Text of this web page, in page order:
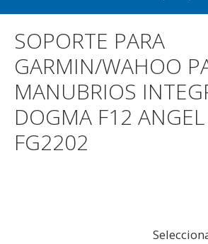
SOPORTE PARA
GARMIN/WAHOO
MANUBRIOS
DOGMA F12
FG2202